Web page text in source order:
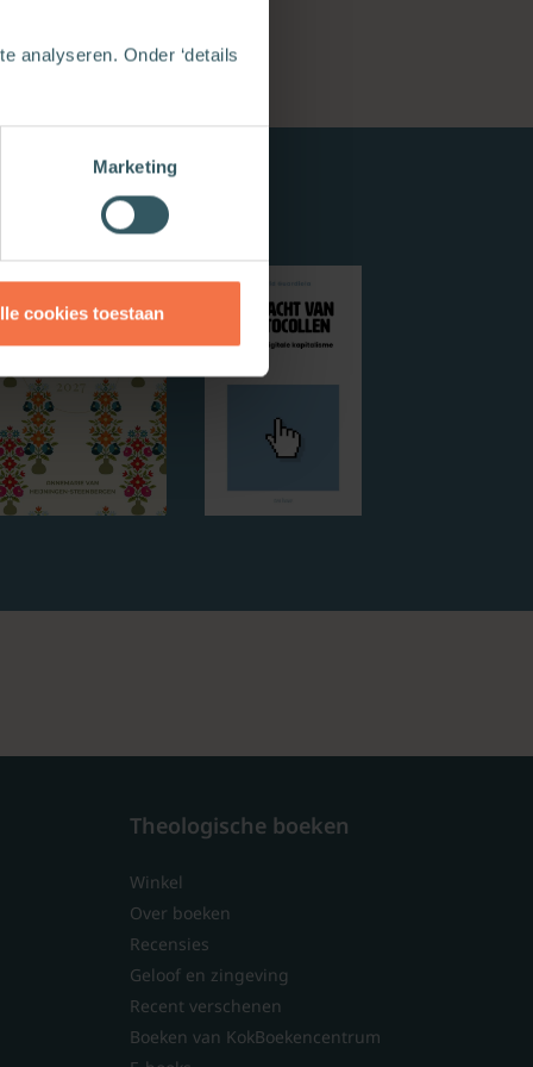
analyseren. Onder ‘details
Marketing
cookies toestaan
Theologische boeken
Winkel
Over boeken
Recensies
Geloof en zingeving
Recent verschenen
Boeken van KokBoekencentrum